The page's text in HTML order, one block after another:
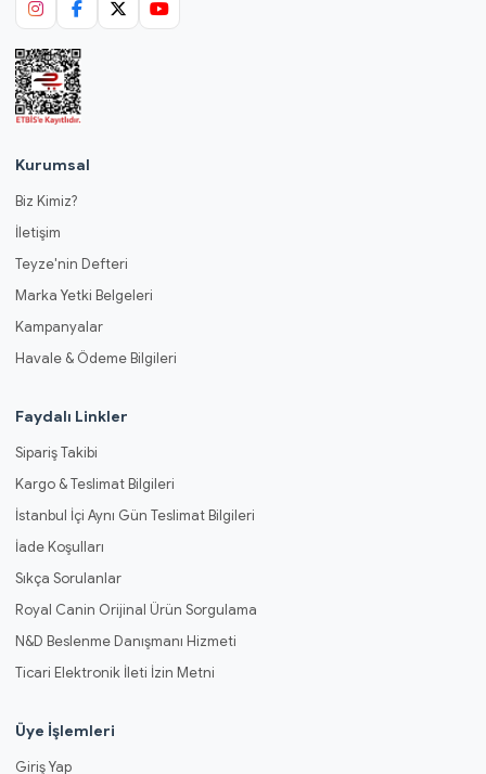
Kurumsal
Biz Kimiz?
İletişim
Teyze'nin Defteri
Marka Yetki Belgeleri
Kampanyalar
Havale & Ödeme Bilgileri
Faydalı Linkler
Sipariş Takibi
Kargo & Teslimat Bilgileri
İstanbul İçi Aynı Gün Teslimat Bilgileri
İade Koşulları
Sıkça Sorulanlar
Royal Canin Orijinal Ürün Sorgulama
N&D Beslenme Danışmanı Hizmeti
Ticari Elektronik İleti İzin Metni
Üye İşlemleri
Giriş Yap